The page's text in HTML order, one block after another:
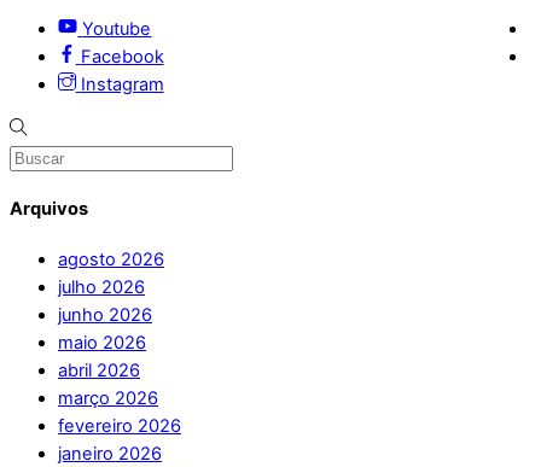
Youtube
Facebook
Instagram
Arquivos
agosto 2026
julho 2026
junho 2026
maio 2026
abril 2026
março 2026
fevereiro 2026
janeiro 2026